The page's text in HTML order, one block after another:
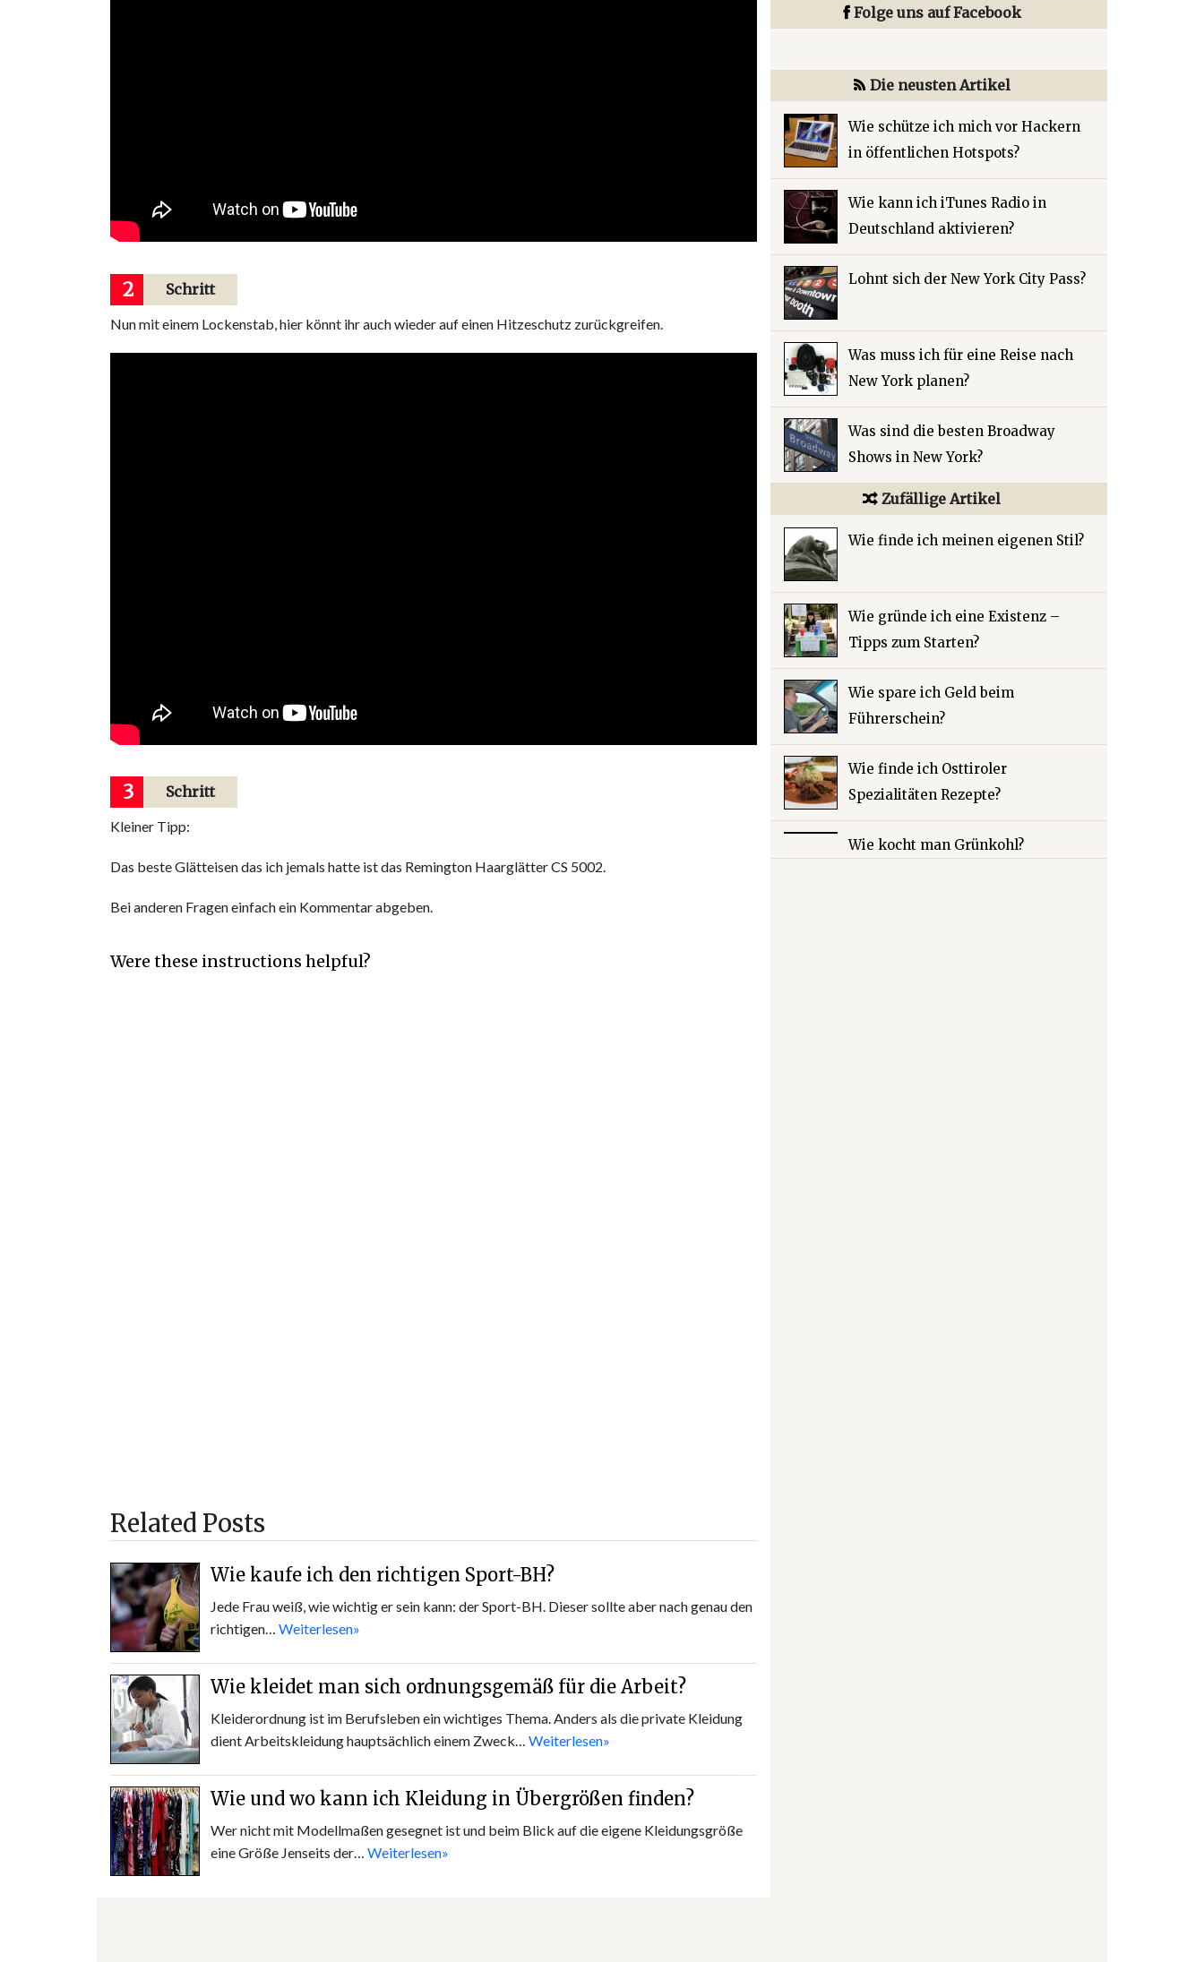
2 Schritt
Nun mit einem Lockenstab, hier könnt ihr auch wieder auf einen Hitzeschutz zurückgreifen.
3 Schritt
Kleiner Tipp:
Das beste Glätteisen das ich jemals hatte ist das Remington Haarglätter CS 5002.
Bei anderen Fragen einfach ein Kommentar abgeben.
Were these instructions helpful?
Related Posts
Wie kaufe ich den richtigen Sport-BH?
Jede Frau weiß, wie wichtig er sein kann: der Sport-BH. Dieser sollte aber nach genau den
richtigen… Weiterlesen»
Wie kleidet man sich ordnungsgemäß für die Arbeit?
Kleiderordnung ist im Berufsleben ein wichtiges Thema. Anders als die private Kleidung
dient Arbeitskleidung hauptsächlich einem Zweck… Weiterlesen»
Wie und wo kann ich Kleidung in Übergrößen finden?
Wer nicht mit Modellmaßen gesegnet ist und beim Blick auf die eigene Kleidungsgröße
eine Größe Jenseits der… Weiterlesen»
Folge uns auf Facebook
Die neusten Artikel
Wie schütze ich mich vor Hackern
in öffentlichen Hotspots?
Wie kann ich iTunes Radio in
Deutschland aktivieren?
Lohnt sich der New York City Pass?
Was muss ich für eine Reise nach
New York planen?
Was sind die besten Broadway
Shows in New York?
Zufällige Artikel
Wie finde ich meinen eigenen Stil?
Wie gründe ich eine Existenz –
Tipps zum Starten?
Wie spare ich Geld beim
Führerschein?
Wie finde ich Osttiroler
Spezialitäten Rezepte?
Wie kocht man Grünkohl?